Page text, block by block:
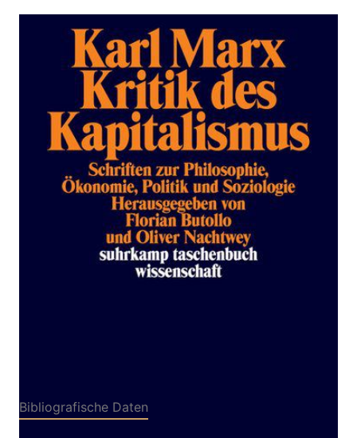
Kritik des Kapitalismus
Zur Wunschliste hinzufügen
Schriften zu Philosophie, Ökonomie, Politik und
Soziologie
Verlag: Suhrkamp 16.04.2018
666 Seiten
Bibliografische Daten